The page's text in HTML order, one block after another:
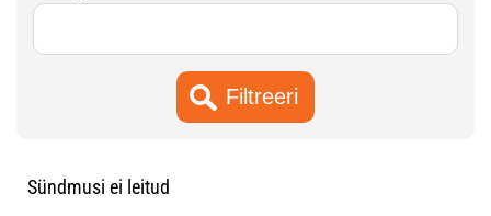
Sündmusi ei leitud